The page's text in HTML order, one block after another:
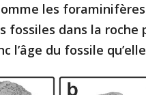
les
dans la roche
l’âge du fossile